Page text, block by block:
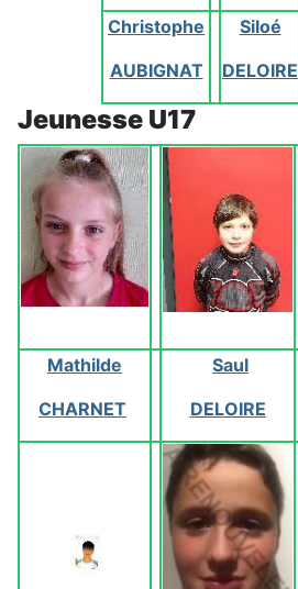
Christophe
AUBIGNAT
Siloé
DELOIRE
Jeunesse U17
Mathilde
CHARNET
Saul
DELOIRE